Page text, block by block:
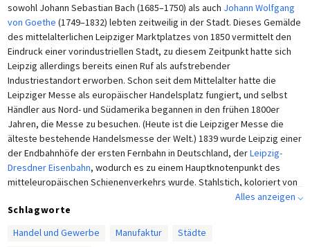
sowohl Johann Sebastian Bach (1685–1750) als auch Johann Wolfgang
von Goethe (1749–1832) lebten zeitweilig in der Stadt. Dieses Gemälde
des mittelalterlichen Leipziger Marktplatzes von 1850 vermittelt den
Eindruck einer vorindustriellen Stadt, zu diesem Zeitpunkt hatte sich
Leipzig allerdings bereits einen Ruf als aufstrebender
Industriestandort erworben. Schon seit dem Mittelalter hatte die
Leipziger Messe als europäischer Handelsplatz fungiert, und selbst
Händler aus Nord- und Südamerika begannen in den frühen 1800er
Jahren, die Messe zu besuchen. (Heute ist die Leipziger Messe die
älteste bestehende Handelsmesse der Welt.) 1839 wurde Leipzig einer
der Endbahnhöfe der ersten Fernbahn in Deutschland, derLeipzig-
Dresdner Eisenbahn, wodurch es zu einem Hauptknotenpunkt des
mitteleuropäischen Schienenverkehrs wurde. Stahlstich, koloriert von
Alles anzeigen ⌵
Schlagworte
Handel und Gewerbe
Manufaktur
Städte